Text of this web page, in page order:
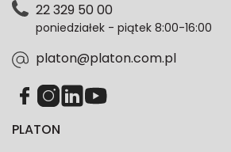
każdym czasie. Wycofanie zgody
zgodność z prawem przetwarzania
PLATON
22 329 50 00
poniedziałek - piątek 8:00-16:00
platon@platon.com.pl